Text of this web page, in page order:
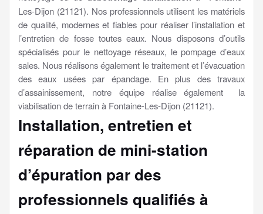
Les-Dijon (21121). Nos professionnels utilisent les matériels
de qualité, modernes et fiables pour réaliser l’installation et
l’entretien de fosse toutes eaux. Nous disposons d’outils
spécialisés pour le nettoyage réseaux, le pompage d’eaux
sales. Nous réalisons également le traitement et l’évacuation
des eaux usées par épandage. En plus des travaux
d’assainissement, notre équipe réalise également la
viabilisation de terrain à Fontaine-Les-Dijon (21121).
Installation, entretien et
réparation de mini-station
d’épuration par des
professionnels qualifiés à